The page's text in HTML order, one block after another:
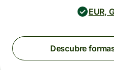
EUR,
Descubre